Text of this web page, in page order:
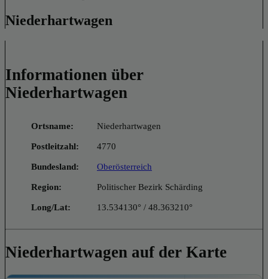
Niederhartwagen
Informationen über
Niederhartwagen
Ortsname: Niederhartwagen
Postleitzahl: 4770
Bundesland: Oberösterreich
Region: Politischer Bezirk Schärding
Long/Lat: 13.534130° / 48.363210°
Niederhartwagen auf der Karte